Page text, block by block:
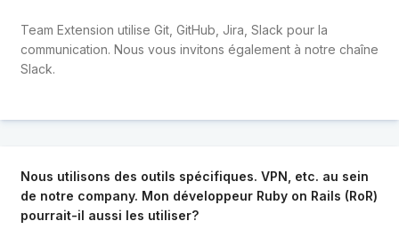
Team Extension utilise Git, GitHub, Jira, Slack pour la
communication. Nous vous invitons également à notre chaîne
Slack.
Nous utilisons des outils spécifiques. VPN, etc. au sein
de notre company. Mon développeur Ruby on Rails (RoR)
pourrait-il aussi les utiliser?